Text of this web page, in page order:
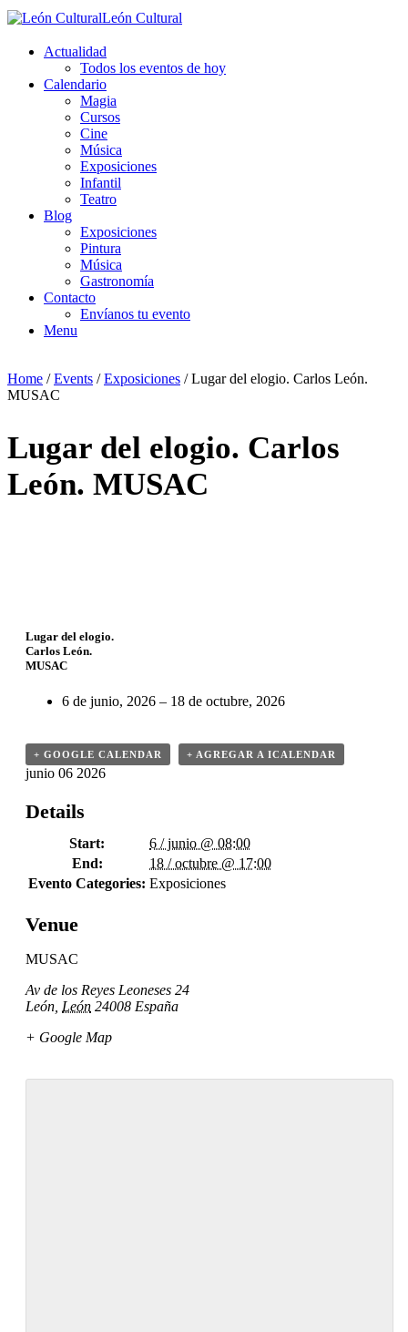
León Cultural
Actualidad
Todos los eventos de hoy
Calendario
Magia
Cursos
Cine
Música
Exposiciones
Infantil
Teatro
Blog
Exposiciones
Pintura
Música
Gastronomía
Contacto
Envíanos tu evento
Menu
Home / Events / Exposiciones / Lugar del elogio. Carlos León.
MUSAC
Lugar del elogio. Carlos
León. MUSAC
del
elogio.
León.
MUSAC
Lugar del elogio.
Carlos León.
MUSAC
6 de junio, 2026 – 18 de octubre, 2026
+ GOOGLE CALENDAR + AGREGAR A ICALENDAR
junio 06 2026
Details
Start:
6 / junio @ 08:00
End:
18 / octubre @ 17:00
Evento Categories: Exposiciones
Venue
MUSAC
Av de los Reyes Leoneses 24
León León 24008 España
+ Google Map